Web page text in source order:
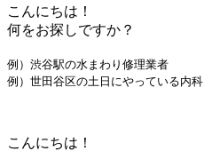
こんにちは！
何をお探しですか？
例）渋谷駅の水まわり修理業者
例）世田谷区の土日にやっている内科
こんにちは！